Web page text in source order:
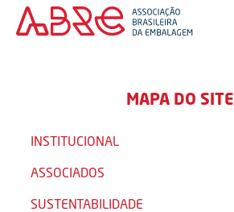
MAPA DO SITE
INSTITUCIONAL
ASSOCIADOS
SUSTENTABILIDADE